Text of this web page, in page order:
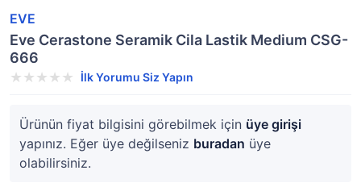
EVE
Eve Cerastone Seramik Cila Lastik Medium CSG-
666
İlk Yorumu Siz Yapın
Ürünün fiyat bilgisini görebilmek için üye girişi
yapınız. Eğer üye değilseniz buradan üye
olabilirsiniz.